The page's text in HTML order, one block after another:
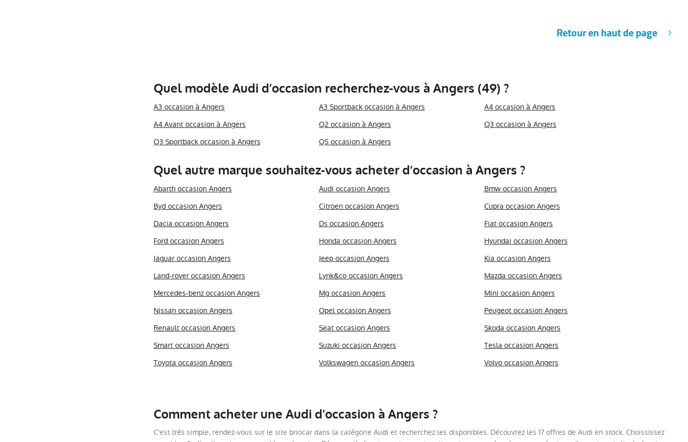
Retour en haut de page
Quel modèle Audi d’occasion recherchez-vous à Angers (49) ?
A3 occasion à Angers A3 Sportback occasion à Angers
A4 occasion à Angers
A4 Avant occasion à Angers
Q2 occasion à Angers
Q3 occasion à Angers
Q3 Sportback occasion à Angers
Q5 occasion à Angers
Quel autre marque souhaitez-vous acheter d’occasion à Angers ?
Abarth occasion Angers Audi occasion Angers
Bmw occasion Angers
Byd occasion Angers
Citroen occasion Angers
Cupra occasion Angers
Dacia occasion Angers
Ds occasion Angers
Fiat occasion Angers
Ford occasion Angers
Honda occasion Angers
Hyundai occasion Angers
Jaguar occasion Angers
Jeep occasion Angers
Kia occasion Angers
Land-rover occasion Angers
Lynk&co occasion Angers
Mazda occasion Angers
Mercedes-benz occasion Angers
Mg occasion Angers
Mini occasion Angers
Nissan occasion Angers
Opel occasion Angers
Peugeot occasion Angers
Renault occasion Angers
Seat occasion Angers
Skoda occasion Angers
Smart occasion Angers
Suzuki occasion Angers
Tesla occasion Angers
Toyota occasion Angers
Volkswagen occasion Angers Volvo occasion Angers
Comment acheter une Audi d'occasion à Angers ?
C'est trés simple, rendez-vous sur le site briocar dans la catégorie Audi et recherchez les disponibles. Découvrez les 17 offres de Audi en stock. Choississez